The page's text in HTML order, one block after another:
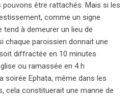
être rattachés. Mais si les
comme un signe
tend à demeurer un lieu de
chaque paroissien donnait une
diffractée en 10 minutes
ou ramassée en 4 h
soirée Ephata, même dans les
cela constituerait une manne de